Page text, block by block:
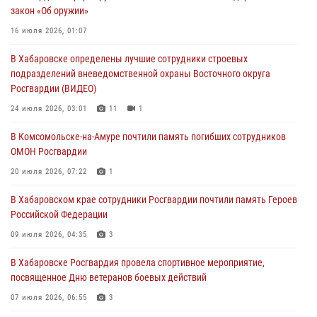
31 июля 2026, 03:26
женщине, потерявшей сознание во время массового мероприятия
29 июля 2026, 23:24
В Хабаровске продолжается акция «Каникулы с Росгвардией»
За прошедшую неделю в Хабаровском крае росгвардейцы провели
свыше 120 проверок условий хранения оружия
закон «Об оружии»
16 июля 2026, 01:07
В Хабаровске определены лучшие сотрудники строевых
подразделений вневедомственной охраны Восточного округа
Росгвардии (ВИДЕО)
24 июля 2026, 03:01 11 1
В Комсомольске-на-Амуре почтили память погибших сотрудников
ОМОН Росгвардии
20 июля 2026, 07:22 1
В Хабаровском крае сотрудники Росгвардии почтили память Героев
Российской Федерации
09 июля 2026, 04:35 3
В Хабаровске Росгвардия провела спортивное мероприятие,
посвященное Дню ветеранов боевых действий
07 июля 2026, 06:55 3